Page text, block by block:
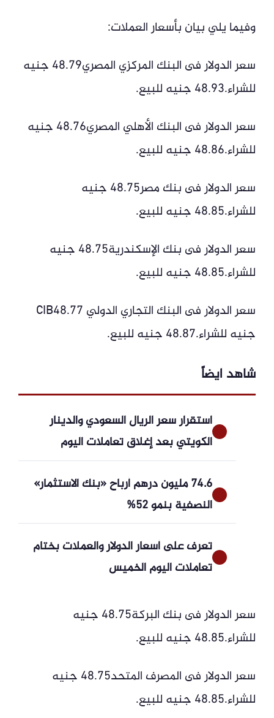
وفيما يلي بيان بأسعار العملات:
سعر الدولار فى البنك المركزي المصري48.79 جنيه
للشراء.48.93 جنيه للبيع.
سعر الدولار فى البنك الأهلي المصري48.76 جنيه
للشراء.48.86 جنيه للبيع.
سعر الدولار فى بنك مصر48.75 جنيه
للشراء.48.85 جنيه للبيع.
سعر الدولار فى بنك الإسكندرية48.75 جنيه
للشراء.48.85 جنيه للبيع.
سعر الدولار فى البنك التجاري الدولي CIB48.77
جنيه للشراء.48.87 جنيه للبيع.
شاهد ايضاً
استقرار سعر الريال السعودي والدينار
الكويتي بعد إغلاق تعاملات اليوم
74.6 مليون درهم أرباح «بنك الاستثمار»
النصفية بنمو 52%
تعرف على أسعار الدولار والعملات بختام
تعاملات اليوم الخميس
سعر الدولار فى بنك البركة48.75 جنيه
للشراء.48.85 جنيه للبيع.
سعر الدولار فى المصرف المتحد48.75 جنيه
للشراء.48.85 جنيه للبيع.